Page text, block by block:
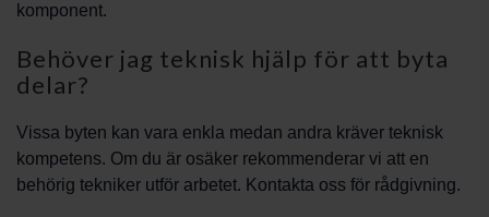
komponent.
Behöver jag teknisk hjälp för att byta
delar?
Vissa byten kan vara enkla medan andra kräver teknisk
kompetens. Om du är osäker rekommenderar vi att en
behörig tekniker utför arbetet. Kontakta oss för rådgivning.